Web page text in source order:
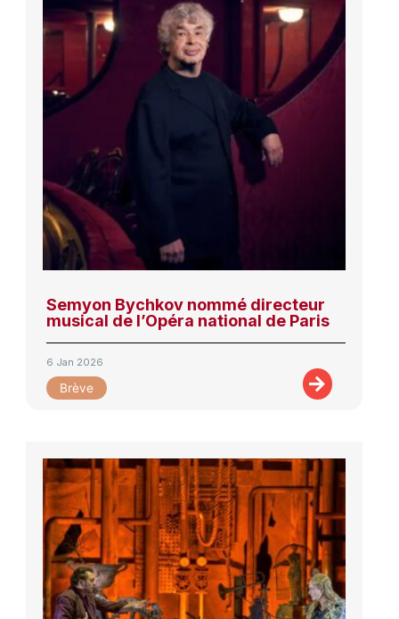
Semyon Bychkov nommé directeur
musical de l’Opéra national de Paris
6 Jan 2026
Brève